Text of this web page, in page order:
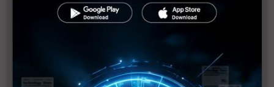
2026面板憂喜參半 供應鏈氛圍險中求穩